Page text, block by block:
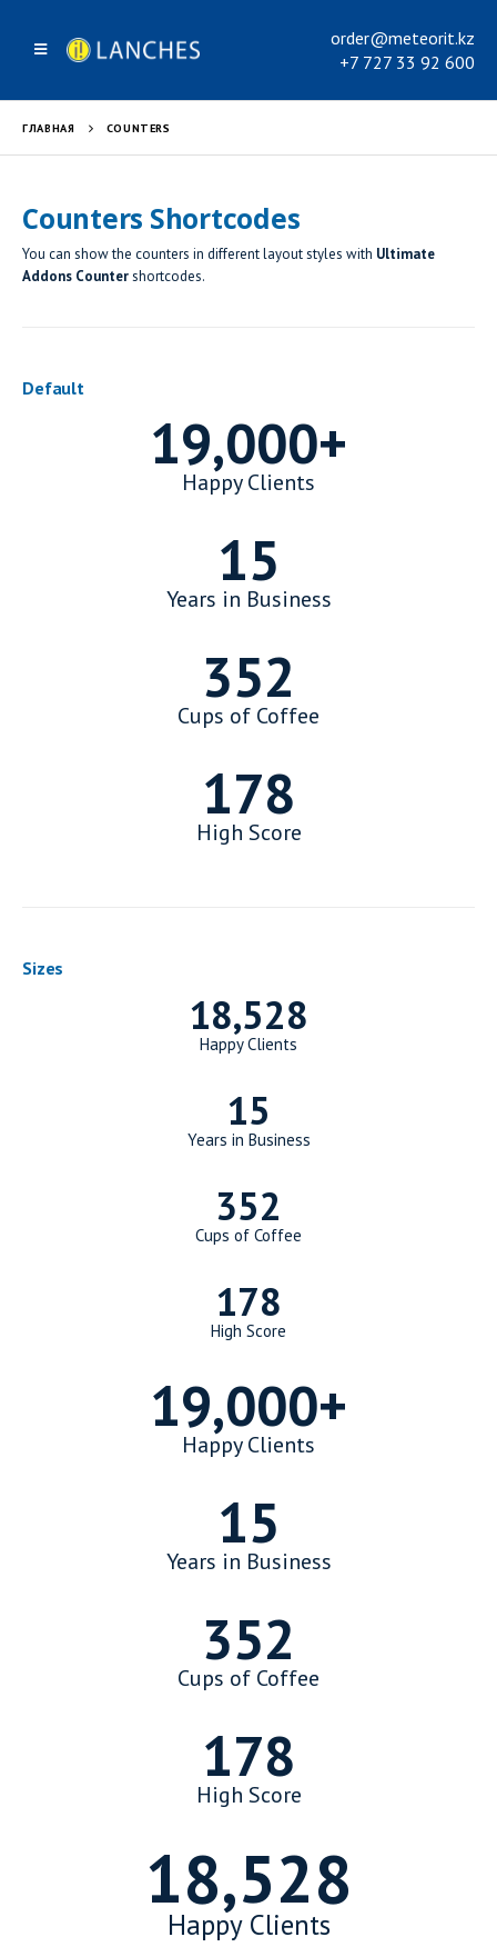
order@meteorit.kz
+7 727 33 92 600
ГЛАВНАЯ COUNTERS
Counters Shortcodes
You can show the counters in different layout styles with Ultimate
Addons Countershortcodes.
Default
19,000+
Happy Clients
15
Years in Business
352
Cups of Coffee
178
High Score
Sizes
18,891
Happy Clients
15
Years in Business
352
Cups of Coffee
178
High Score
19,000+
Happy Clients
15
Years in Business
352
Cups of Coffee
178
High Score
18,891
Happy Clients